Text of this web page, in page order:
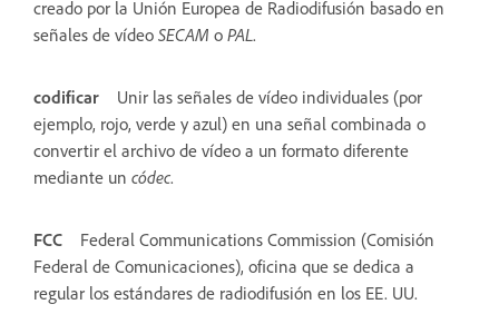
creado por la Unión Europea de Radiodifusión basado en
señales de vídeo SECAM o PAL.
codificar
Unir las señales de vídeo individuales (por
ejemplo, rojo, verde y azul) en una señal combinada o
convertir el archivo de vídeo a un formato diferente
mediante un códec.
FCC
Federal Communications Commission (Comisión
Federal de Comunicaciones), oficina que se dedica a
regular los estándares de radiodifusión en los EE. UU.